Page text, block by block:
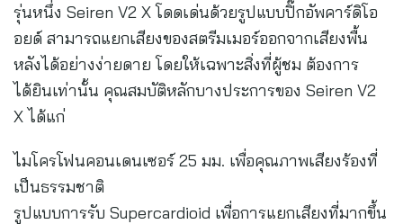
รุ่นหนึ่ง Seiren V2 X โดดเด่นด้วยรูปแบบปิ๊กอัพคาร์ดิโอ
อยด์ สามารถแยกเสียงของสตรีมเมอร์ออกจากเสียงพื้น
หลังได้อย่างง่ายดาย โดยให้เฉพาะสิ่งที่ผู้ชม ต้องการ
ได้ยินเท่านั้น คุณสมบัติหลักบางประการของ Seiren V2
X ได้แก่
ไมโครโฟนคอนเดนเซอร์ 25 มม. เพื่อคุณภาพเสียงร้องที่
เป็นธรรมชาติ
รูปแบบการรับ Supercardioid เพื่อการแยกเสียงที่มากขึ้น